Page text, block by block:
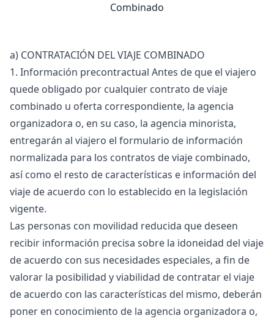
Combinado
a) CONTRATACIÓN DEL VIAJE COMBINADO
1. Información precontractual Antes de que el viajero
quede obligado por cualquier contrato de viaje
combinado u oferta correspondiente, la agencia
organizadora o, en su caso, la agencia minorista,
entregarán al viajero el formulario de información
normalizada para los contratos de viaje combinado,
así como el resto de características e información del
viaje de acuerdo con lo establecido en la legislación
vigente.
Las personas con movilidad reducida que deseen
recibir información precisa sobre la idoneidad del viaje
de acuerdo con sus necesidades especiales, a fin de
valorar la posibilidad y viabilidad de contratar el viaje
de acuerdo con las características del mismo, deberán
poner en conocimiento de la agencia organizadora o,